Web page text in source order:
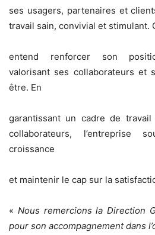
ses usagers, partenaires et
travail sain, convivial et stimulant.
entend renforcer son
valorisant ses collaborateurs et
être. En
garantissant un cadre de
collaborateurs, l’entreprise
croissance
et maintenir le cap sur la
« Nous remercions la Direction
pour son accompagnement dans